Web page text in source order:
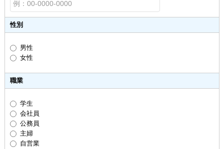
性別
男性
女性
職業
学生
会社員
公務員
主婦
自営業